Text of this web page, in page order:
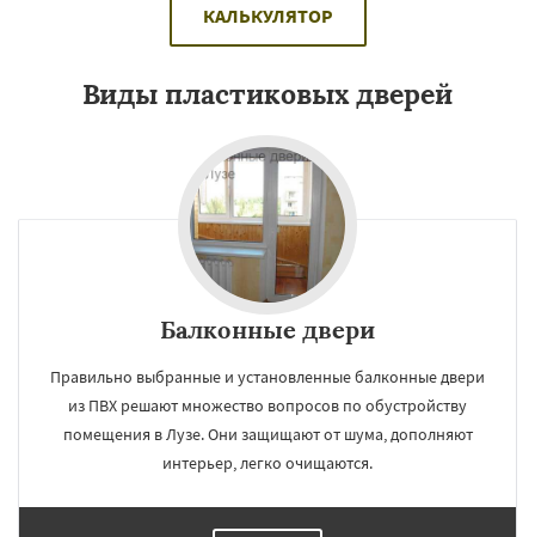
КАЛЬКУЛЯТОР
Виды пластиковых дверей
Балконные двери
Правильно выбранные и установленные балконные двери
из ПВХ решают множество вопросов по обустройству
помещения в Лузе. Они защищают от шума, дополняют
интерьер, легко очищаются.